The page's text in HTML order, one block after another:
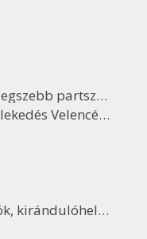
partszakasza
Velencében